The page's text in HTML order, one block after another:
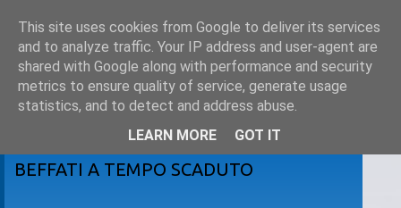
sabato 23 ottobre 2010
BEFFATI A TEMPO SCADUTO
This site uses cookies from Google to deliver its services
and to analyze traffic. Your IP address and user-agent are
shared with Google along with performance and security
metrics to ensure quality of service, generate usage
statistics, and to detect and address abuse.
LEARN MORE
GOT IT